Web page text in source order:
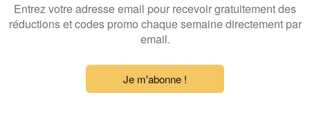
Entrez votre adresse email pour recevoir gratuitement des
réductions et codes promo chaque semaine directement par
email.
Je m'abonne !